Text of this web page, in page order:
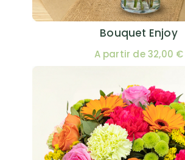
Bouquet Enjoy
A partir de 32,00 €